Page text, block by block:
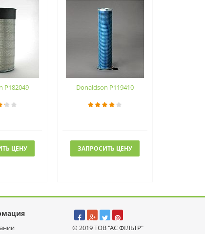
P182049
ЦЕНУ
Donaldson P119410
ЗАПРОСИТЬ ЦЕНУ
© 2019 ТОВ "АС ФІЛЬТР"